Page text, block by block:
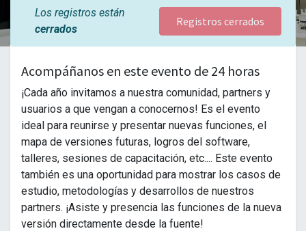
Los registros están
cerrados
Registros cerrados
Acompáñanos en este evento de 24 horas
¡Cada año invitamos a nuestra comunidad, partners y
usuarios a que vengan a conocernos! Es el evento
ideal para reunirse y presentar nuevas funciones, el
mapa de versiones futuras, logros del software,
talleres, sesiones de capacitación, etc.... Este evento
también es una oportunidad para mostrar los casos de
estudio, metodologías y desarrollos de nuestros
partners. ¡Asiste y presencia las funciones de la nueva
versión directamente desde la fuente!